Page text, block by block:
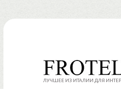
Перейти
ЛУЧШЕЕ ИЗ ИТАЛИИ ДЛЯ